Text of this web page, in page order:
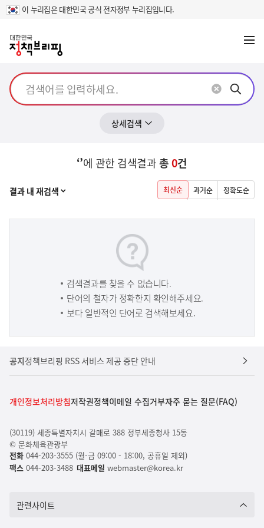
이 누리집은 대한민국 공식 전자정부 누리집입니다.
메
상세검색 열기
‘’에 관한 검색결과총0건
결과 내 재검색 열기 최신순 과거순 정확도순
검색결과를 찾을 수 없습니다.
단어의 철자가 정확한지 확인해주세요.
보다 일반적인 단어로 검색해보세요.
공지정책브리핑 RSS 서비스 제공 중단 안내
개인정보처리방침저작권정책이메일 수집거부자주 묻는 질문(FAQ)
(30119) 세종특별자치시 갈매로 388 정부세종청사 15동
© 문화체육관광부
전화 044-203-3555 (월-금 09:00 - 18:00, 공휴일 제외)
팩스 044-203-3488 대표메일 webmaster@korea.kr
관련사이트